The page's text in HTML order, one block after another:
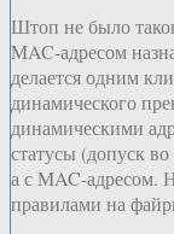
Штоп не было
MAC-адресом
делается одним
динамического
динамическими
статусы (допуск
а с MAC-адресом.
правилами на